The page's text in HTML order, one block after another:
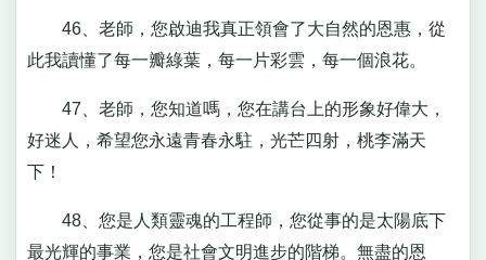
46、老師，您啟迪我真正領會了大自然的恩惠，從
此我讀懂了每一瓣綠葉，每一片彩雲，每一個浪花。
47、老師，您知道嗎，您在講台上的形象好偉大，
好迷人，希望您永遠青春永駐，光芒四射，桃李滿天
下！
48、您是人類靈魂的工程師，您從事的是太陽底下
最光輝的事業，您是社會文明進步的階梯。無盡的恩